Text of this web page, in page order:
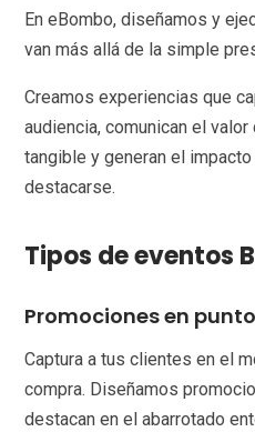
En eBombo, diseñamos y
van más allá de la simple
Creamos experiencias que
audiencia, comunican el
tangible y generan el
destacarse.
Tipos de eventos
Promociones en
Captura a tus clientes en el
compra. Diseñamos
destacan en el abarrotado